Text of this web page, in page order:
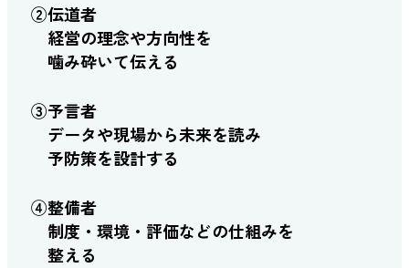
②伝道者
経営の理念や方向性を
噛み砕いて伝える
③予言者
データや現場から未来を読み
予防策を設計する
④整備者
制度・環境・評価などの仕組みを
整える